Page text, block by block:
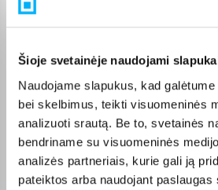
Šioje svetainėje naudojami
Naudojame slapukus, kad
bei skelbimus, teikti visuomeninės
analizuoti srautą. Be to, svetainės
bendriname su visuomeninės
analizės partneriais, kurie gali ją
pateiktos arba naudojant paslaugas
Pirkėjų atsiliepimai
Laima M.
Patvirtintas pirkėjas
👍